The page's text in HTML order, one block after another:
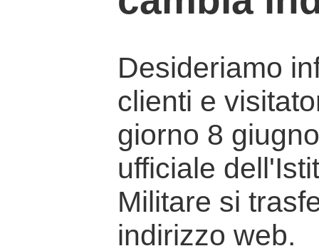
Desideriamo
clienti e
giorno 8
ufficiale
Militare si
indirizzo web.